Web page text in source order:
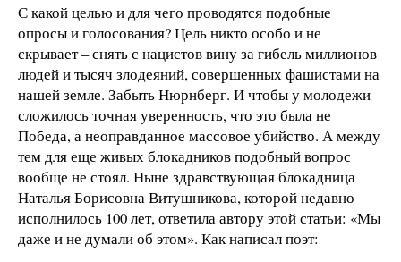
С какой целью и для чего проводятся подобные
опросы и голосования? Цель никто особо и не
скрывает – снять с нацистов вину за гибель миллионов
людей и тысяч злодеяний, совершенных фашистами на
нашей земле. Забыть Нюрнберг. И чтобы у молодежи
сложилось точная уверенность, что это была не
Победа, а неоправданное массовое убийство. А между
тем для еще живых блокадников подобный вопрос
вообще не стоял. Ныне здравствующая блокадница
Наталья Борисовна Витушникова, которой недавно
исполнилось 100 лет, ответила автору этой статьи: «Мы
даже и не думали об этом». Как написал поэт: